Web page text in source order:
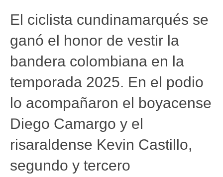
El ciclista cundinamarqués se
ganó el honor de vestir la
bandera colombiana en la
temporada 2025. En el podio
lo acompañaron el boyacense
Diego Camargo y el
risaraldense Kevin Castillo,
segundo y tercero